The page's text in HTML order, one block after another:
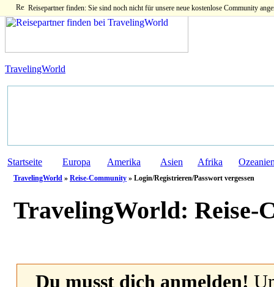
Reisepartner finden: Sie sind noch nicht für unsere neue kostenlose Community
TravelingWorld
Startseite Europa Amerika Asien Afrika
TravelingWorld » Reise-Community » Login/Registrieren/Passwort vergessen
TravelingWorld: Reise-
Du musst dich anmelden!